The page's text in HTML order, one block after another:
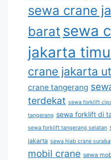
sewa crane
barat sewa
jakarta
crane jakarta
crane tangerang
terdekat sewa forklift
tangerang sewa forklift di
sewa forklift tangerang selatan
jakarta sewa hiab crane
mobil crane sewa